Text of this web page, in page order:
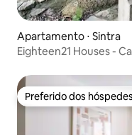
Apartamento ⋅ Sintra
Eighteen21 Houses -
Preferido dos
Preferido dos hóspedes